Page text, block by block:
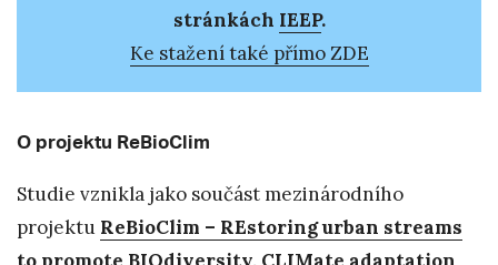
stránkách IEEP.
Ke stažení také přímo ZDE
O projektu ReBioClim
Studie vznikla jako součást mezinárodního
projektu ReBioClim – REstoring urban streams